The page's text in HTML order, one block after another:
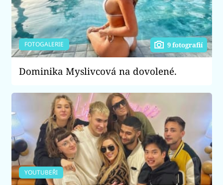
FOTOGALERIE 9 fotografií
Dominika Myslivcová na dovolené.
YOUTUBEŘI